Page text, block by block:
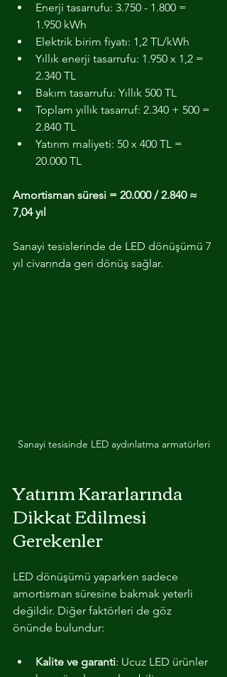
Enerji tasarrufu: 3.750 - 1.800 =
1.950 kWh
Elektrik birim fiyatı: 1,2 TL/kWh
Yıllık enerji tasarrufu: 1.950 x 1,2 =
2.340 TL
Bakım tasarrufu: Yıllık 500 TL
Toplam yıllık tasarruf: 2.340 + 500 =
2.840 TL
Yatırım maliyeti: 50 x 400 TL =
20.000 TL
Amortisman süresi = 20.000 / 2.840 ≈
7,04 yıl
Sanayi tesislerinde de LED dönüşümü 7
yıl civarında geri dönüş sağlar.
Sanayi tesisinde LED aydınlatma armatürleri
Yatırım Kararlarında
Dikkat Edilmesi
Gerekenler
LED dönüşümü yaparken sadece
amortisman süresine bakmak yeterli
değildir. Diğer faktörleri de göz
önünde bulundur:
Kalite ve garanti: Ucuz LED ürünler